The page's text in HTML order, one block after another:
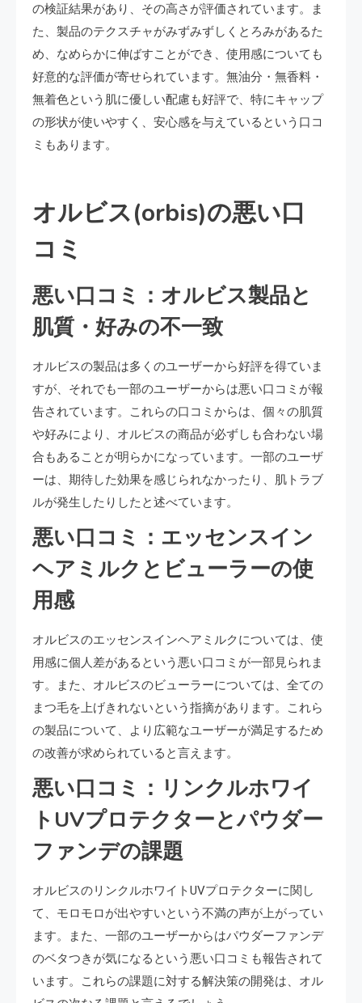
の検証結果があり、その高さが評価されています。ま
た、製品のテクスチャがみずみずしくとろみがあるた
め、なめらかに伸ばすことができ、使用感についても
好意的な評価が寄せられています。無油分・無香料・
無着色という肌に優しい配慮も好評で、特にキャップ
の形状が使いやすく、安心感を与えているという口コ
ミもあります。
オルビス(orbis)の悪い口
コミ
悪い口コミ：オルビス製品と
肌質・好みの不一致
オルビスの製品は多くのユーザーから好評を得ていま
すが、それでも一部のユーザーからは悪い口コミが報
告されています。これらの口コミからは、個々の肌質
や好みにより、オルビスの商品が必ずしも合わない場
合もあることが明らかになっています。一部のユーザ
ーは、期待した効果を感じられなかったり、肌トラブ
ルが発生したりしたと述べています。
悪い口コミ：エッセンスイン
ヘアミルクとビューラーの使
用感
オルビスのエッセンスインヘアミルクについては、使
用感に個人差があるという悪い口コミが一部見られま
す。また、オルビスのビューラーについては、全ての
まつ毛を上げきれないという指摘があります。これら
の製品について、より広範なユーザーが満足するため
の改善が求められていると言えます。
悪い口コミ：リンクルホワイ
トUVプロテクターとパウダー
ファンデの課題
オルビスのリンクルホワイトUVプロテクターに関し
て、モロモロが出やすいという不満の声が上がってい
ます。また、一部のユーザーからはパウダーファンデ
のベタつきが気になるという悪い口コミも報告されて
います。これらの課題に対する解決策の開発は、オル